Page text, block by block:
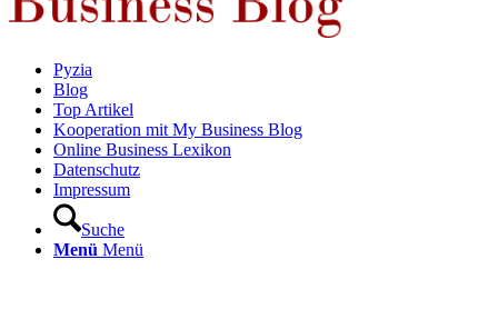
Pyzia
Blog
Top Artikel
Kooperation mit My Business Blog
Online Business Lexikon
Datenschutz
Impressum
Suche
Menü Menü